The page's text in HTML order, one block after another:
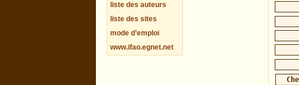
liste des auteurs
liste des sites
mode d’emploi
www.ifao.egnet.net